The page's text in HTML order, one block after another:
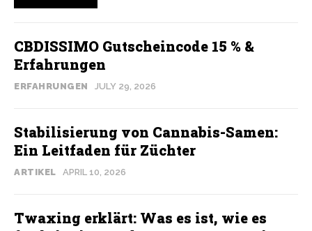
CBDISSIMO Gutscheincode 15 % &
Erfahrungen
ERFAHRUNGEN JULY 29, 2026
Stabilisierung von Cannabis-Samen:
Ein Leitfaden für Züchter
ARTIKEL APRIL 10, 2026
Twaxing erklärt: Was es ist, wie es